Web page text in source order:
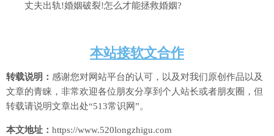
丈夫出轨!婚姻破裂!怎么才能拯救婚姻?
本站接软文合作
转载说明： 感谢您对网站平台的认可，以及对我们原创作品以及
文章的青睐，非常欢迎各位朋友分享到个人站长或者朋友圈，但
转载请说明文章出处“513常识网”。
本文地址： https://www.520longzhigu.com